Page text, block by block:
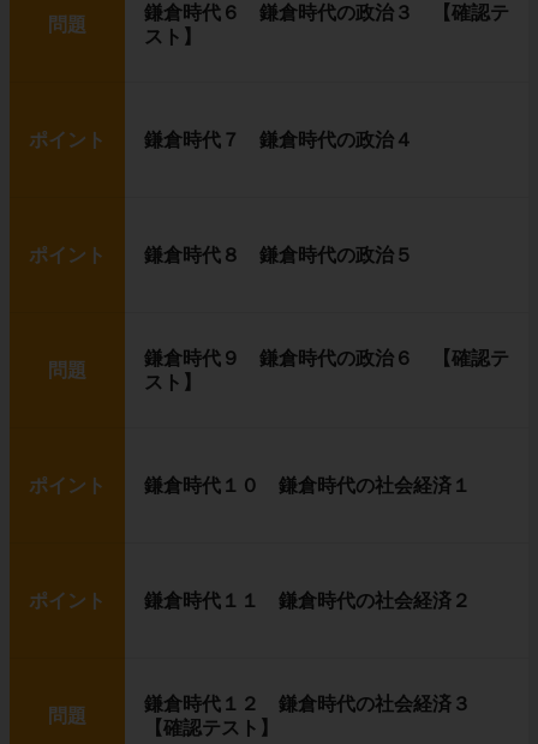
問題
鎌倉時代６ 鎌倉時代の政治３ 【確認テ
スト】
ポイント 鎌倉時代７ 鎌倉時代の政治４
ポイント 鎌倉時代８ 鎌倉時代の政治５
問題
鎌倉時代９ 鎌倉時代の政治６ 【確認テ
スト】
ポイント 鎌倉時代１０ 鎌倉時代の社会経済１
ポイント 鎌倉時代１１ 鎌倉時代の社会経済２
問題
鎌倉時代１２ 鎌倉時代の社会経済３
【確認テスト】